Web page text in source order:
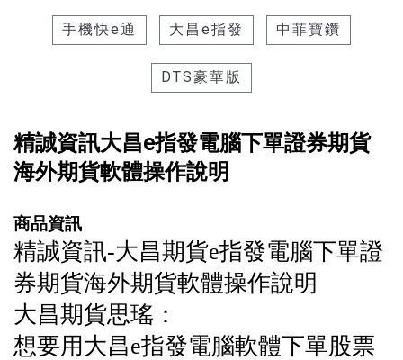
手機快e通 大昌e指發 中菲寶鑽
DTS豪華版
精誠資訊大昌e指發電腦下單證券期貨
海外期貨軟體操作說明
商品資訊
精誠資訊-大昌期貨e指發電腦下單證
券期貨海外期貨軟體操作說明
大昌期貨思瑤：
想要用大昌e指發電腦軟體下單股票